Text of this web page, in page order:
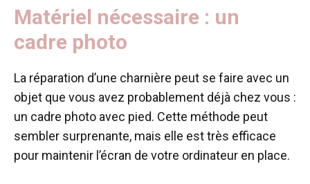
Matériel nécessaire : un
cadre photo
La réparation d’une charnière peut se faire avec un
objet que vous avez probablement déjà chez vous :
un cadre photo avec pied. Cette méthode peut
sembler surprenante, mais elle est très efficace
pour maintenir l’écran de votre ordinateur en place.